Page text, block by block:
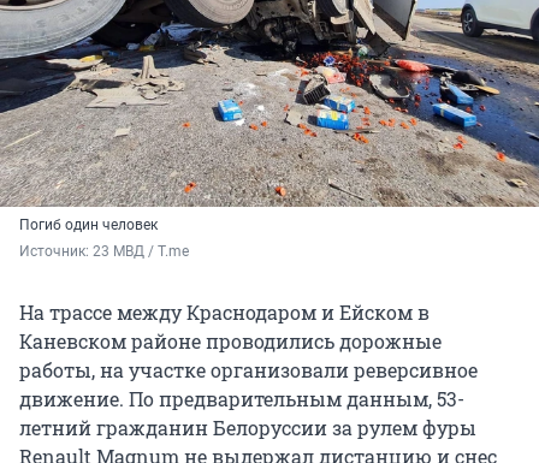
Погиб один человек
Источник: 23 МВД / T.me
На трассе между Краснодаром и Ейском в
Каневском районе проводились дорожные
работы, на участке организовали реверсивное
движение. По предварительным данным, 53-
летний гражданин Белоруссии за рулем фуры
Renault Magnum не выдержал дистанцию и снес